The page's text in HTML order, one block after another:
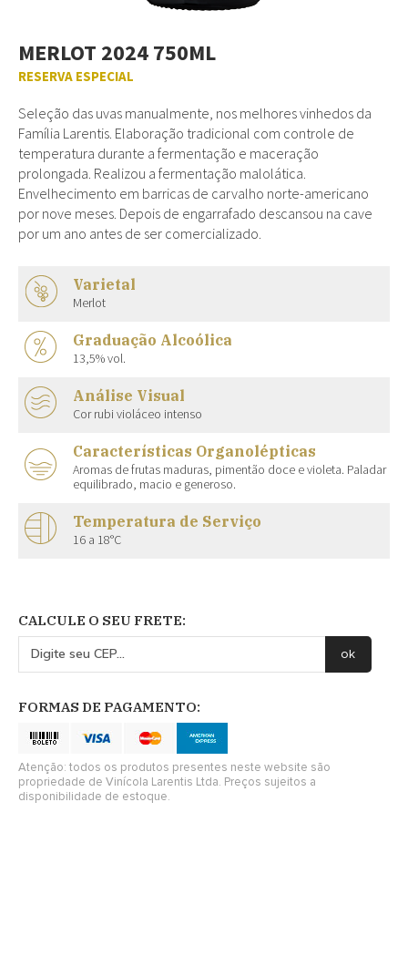
MERLOT 2024 750ML
RESERVA ESPECIAL
Seleção das uvas manualmente, nos melhores vinhedos da
Família Larentis. Elaboração tradicional com controle de
temperatura durante a fermentação e maceração
prolongada. Realizou a fermentação malolática.
Envelhecimento em barricas de carvalho norte-americano
por nove meses. Depois de engarrafado descansou na cave
por um ano antes de ser comercializado.
Varietal
Merlot
Graduação Alcoólica
13,5% vol.
Análise Visual
Cor rubi violáceo intenso
Características Organolépticas
Aromas de frutas maduras, pimentão doce e violeta. Paladar
equilibrado, macio e generoso.
Temperatura de Serviço
16 a 18°C
CALCULE O SEU FRETE:
FORMAS DE PAGAMENTO:
Atenção: todos os produtos presentes neste website são
propriedade de Vinícola Larentis Ltda. Preços sujeitos a
disponibilidade de estoque.